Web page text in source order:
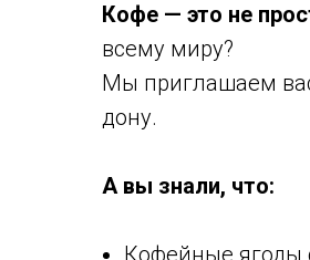
Кофе — это не
всему миру?
Мы приглашаем
дону.
А вы знали, что:
Кофейные ягоды